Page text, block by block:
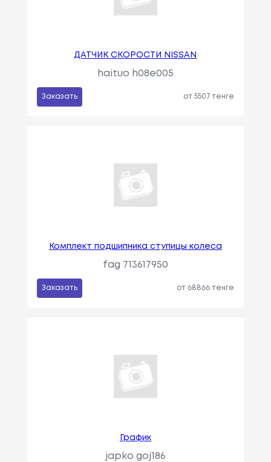
ДАТЧИК СКОРОСТИ NISSAN
haituo h08e005
Заказать от 5507 тенге
Комплект подшипника ступицы колеса
fag 713617950
Заказать от 68866 тенге
График
japko goj186